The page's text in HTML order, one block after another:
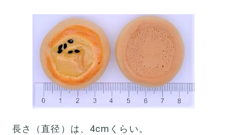
長さ（直径）は、4cmくらい。